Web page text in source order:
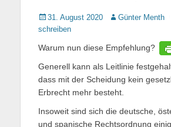
Gepostet
am
31. August 2020 AutorGünter Menth
schreiben
Warum nun diese Empfehlung?
Generell kann als Leitlinie
dass mit der Scheidung kein
Erbrecht mehr besteht.
Insoweit sind sich die deutsche,
und spanische Rechtsordnung einig.